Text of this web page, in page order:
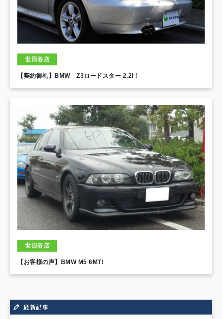
世田谷店
【契約御礼】BMW Z3ロードスター 2.2i！
世田谷店
【お客様の声】BMW M5 6MT!
最新記事